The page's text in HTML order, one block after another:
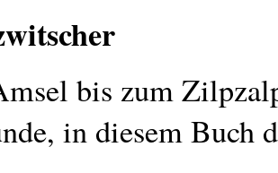
bis zum
in diesem Buch